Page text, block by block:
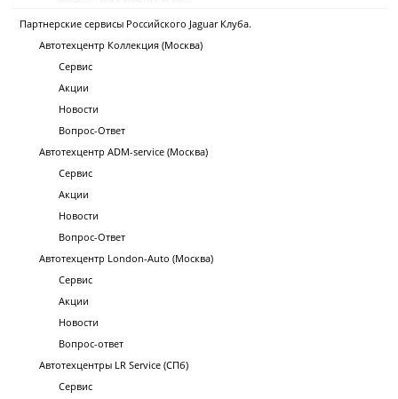
Партнерские сервисы Российского Jaguar Клуба.
Автотехцентр Коллекция (Москва)
Сервис
Акции
Новости
Вопрос-Ответ
Автотехцентр ADM-service (Москва)
Сервис
Акции
Новости
Вопрос-Ответ
Автотехцентр London-Auto (Москва)
Сервис
Акции
Новости
Вопрос-ответ
Автотехцентры LR Service (СПб)
Сервис